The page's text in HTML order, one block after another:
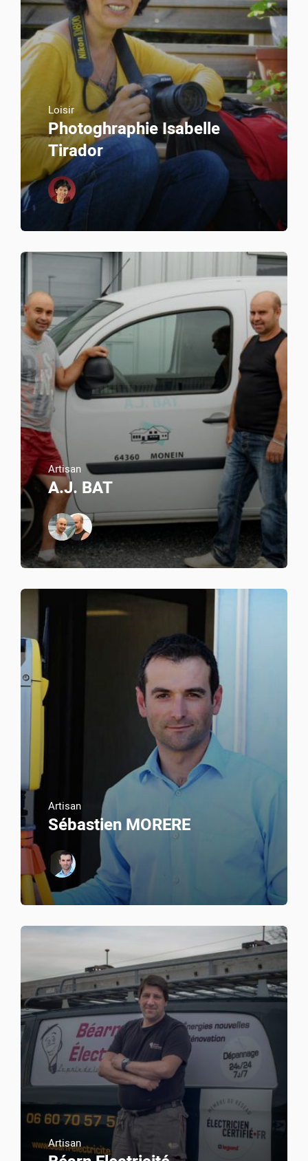
Loisir
Photoghraphie Isabelle
Tirador
Artisan
A.J. BAT
Artisan
Sébastien MORERE
Artisan